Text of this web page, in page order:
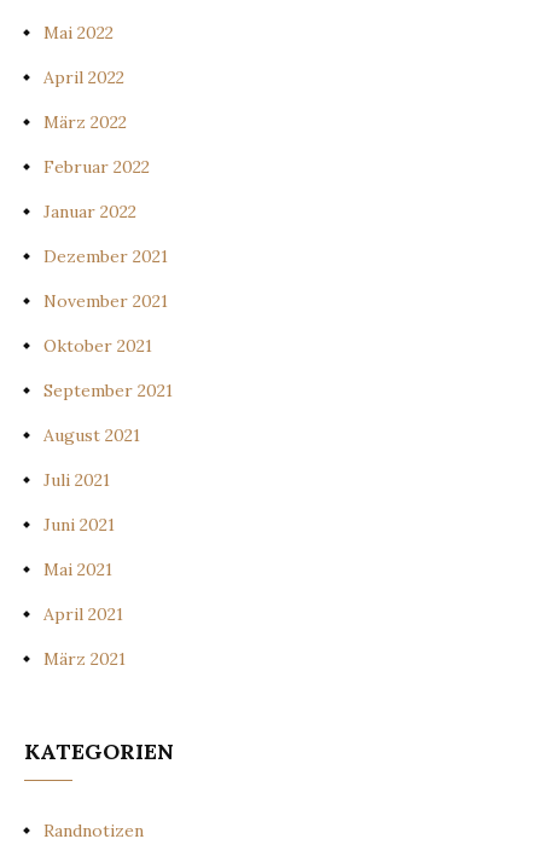
Mai 2022
April 2022
März 2022
Februar 2022
Januar 2022
Dezember 2021
November 2021
Oktober 2021
September 2021
August 2021
Juli 2021
Juni 2021
Mai 2021
April 2021
März 2021
KATEGORIEN
Randnotizen